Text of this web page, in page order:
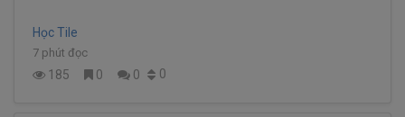
Học Tile
7 phút đọc
185 0 0 0